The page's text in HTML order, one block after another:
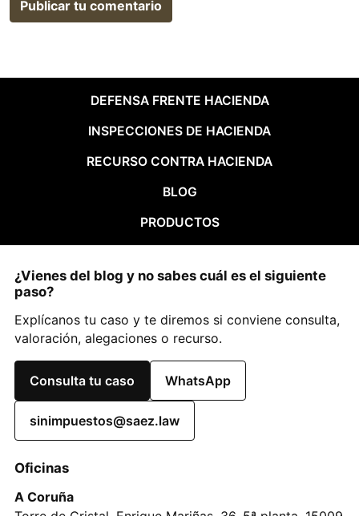
DEFENSA FRENTE HACIENDA
INSPECCIONES DE HACIENDA
RECURSO CONTRA HACIENDA
BLOG
PRODUCTOS
¿Vienes del blog y no sabes cuál es el siguiente
paso?
Explícanos tu caso y te diremos si conviene consulta,
valoración, alegaciones o recurso.
Consulta tu caso WhatsApp
sinimpuestos@saez.law
Oficinas
A Coruña